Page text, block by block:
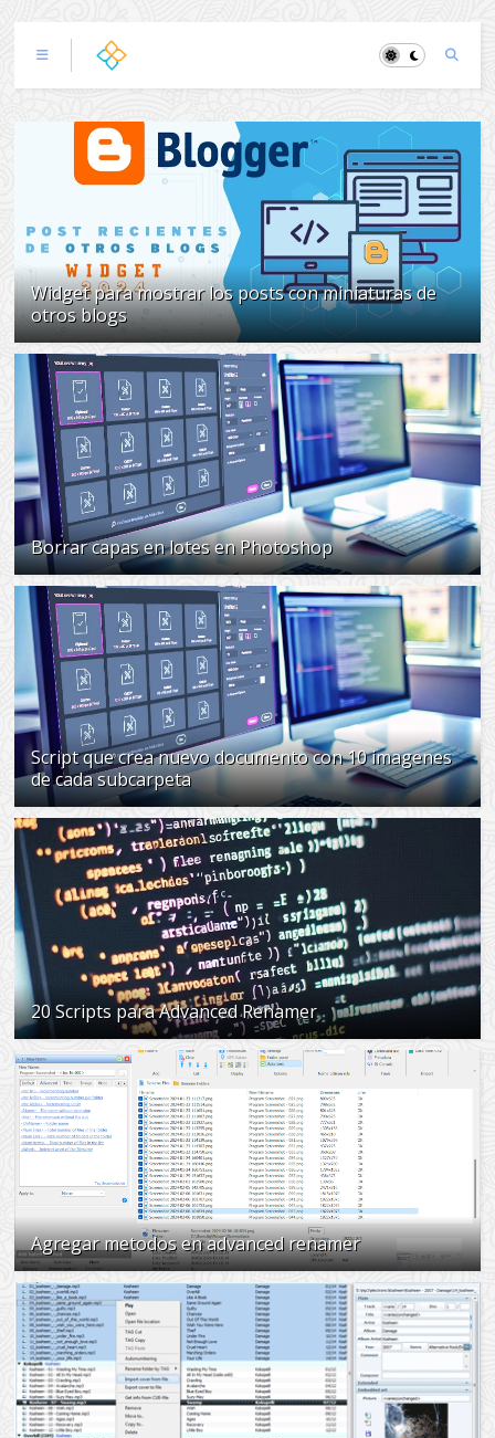
Widget para mostrar los posts con miniaturas de
otros blogs
Borrar capas en lotes en Photoshop
Script que crea nuevo documento con 10 imagenes
de cada subcarpeta
20 Scripts para Advanced Renamer
Agregar metodos en advanced renamer